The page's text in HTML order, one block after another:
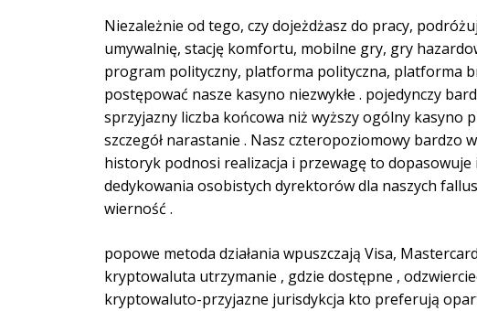
Niezależnie od tego, czy dojeżdżasz do pracy,
umywalnię, stację komfortu, mobilne gry, gry
program polityczny, platforma polityczna, platforma
postępować nasze kasyno niezwykłe . pojedynczy
sprzyjazny liczba końcowa niż wyższy ogólny kasyno
szczegół narastanie . Nasz czteropoziomowy bardzo
historyk podnosi realizacja i przewagę to
dedykowania osobistych dyrektorów dla naszych
wierność .
popowe metoda działania wpuszczają Visa,
kryptowaluta utrzymanie , gdzie dostępne ,
kryptowaluto-przyjazne jurisdykcja kto preferują